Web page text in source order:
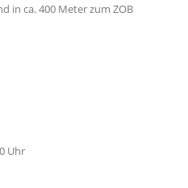
in ca. 400 Meter zum ZOB
Uhr